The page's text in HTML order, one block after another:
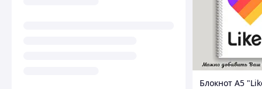
Блокнот А5